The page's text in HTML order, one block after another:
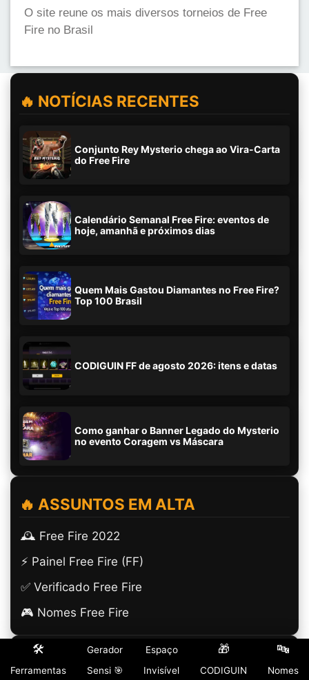
O site reune os mais diversos torneios de Free
Fire no Brasil
🔥 NOTÍCIAS RECENTES
Conjunto Rey Mysterio chega ao Vira-Carta
do Free Fire
Calendário Semanal Free Fire: eventos de
hoje, amanhã e próximos dias
Quem Mais Gastou Diamantes no Free Fire?
Top 100 Brasil
CODIGUIN FF de agosto 2026: itens e datas
Como ganhar o Banner Legado do Mysterio
no evento Coragem vs Máscara
🔥 ASSUNTOS EM ALTA
🕰️ Free Fire 2022
⚡ Painel Free Fire (FF)
✅ Verificado Free Fire
🎮 Nomes Free Fire
🎮 GUIAS ESSENCIAIS
🛠️
Ferramentas
Gerador
Sensi 🎯
Espaço
Invisível
🎁
CODIGUIN
🔤
Nomes